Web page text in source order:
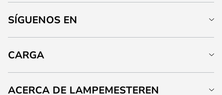
SÍGUENOS EN
CARGA
ACERCA DE LAMPEMESTEREN